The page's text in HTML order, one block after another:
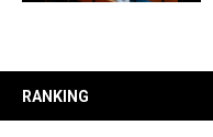
RANKING